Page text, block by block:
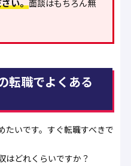
い。面談はもちろん無
転職でよくある
たいです。すぐ転職すべきで
はどれくらいですか？